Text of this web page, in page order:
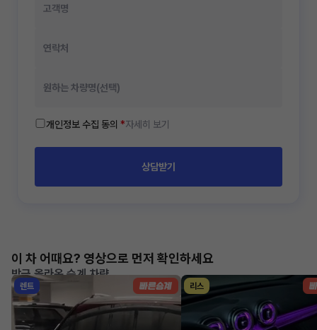
개인정보 수집 동의 *자세히 보기
상담받기
이 차 어때요? 영상으로 먼저 확인하세요
방금 올라온 승계 차량
렌트 리스